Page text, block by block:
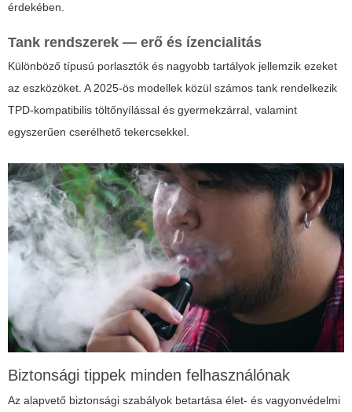
érdekében.
Tank rendszerek — erő és ízencialitás
Különböző típusú porlasztók és nagyobb tartályok jellemzik ezeket
az eszközöket. A 2025-ös modellek közül számos tank rendelkezik
TPD-kompatibilis töltőnyílással és gyermekzárral, valamint
egyszerűen cserélhető tekercsekkel.
Biztonsági tippek minden felhasználónak
Az alapvető biztonsági szabályok betartása élet- és vagyonvédelmi